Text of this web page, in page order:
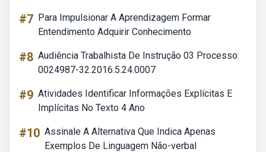
#7 Para Impulsionar A Aprendizagem Formar
Entendimento Adquirir Conhecimento
#8 Audiência Trabalhista De Instrução 03 Processo:
0024987-32.2016.5.24.0007
#9 Atividades Identificar Informações Explícitas E
Implícitas No Texto 4 Ano
#10 Assinale A Alternativa Que Indica Apenas
Exemplos De Linguagem Não-verbal